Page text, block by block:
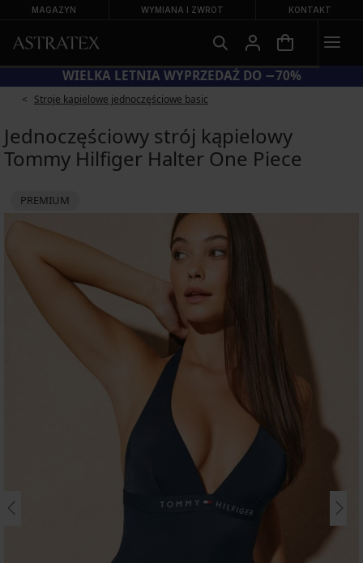
MAGAZYN WYMIANA I ZWROT KONTAKT
WIELKA LETNIA WYPRZEDAŻ DO −70%
Stroje kąpielowe jednoczęściowe basic
Jednoczęściowy strój kąpielowy
Tommy Hilfiger Halter One Piece
PREMIUM